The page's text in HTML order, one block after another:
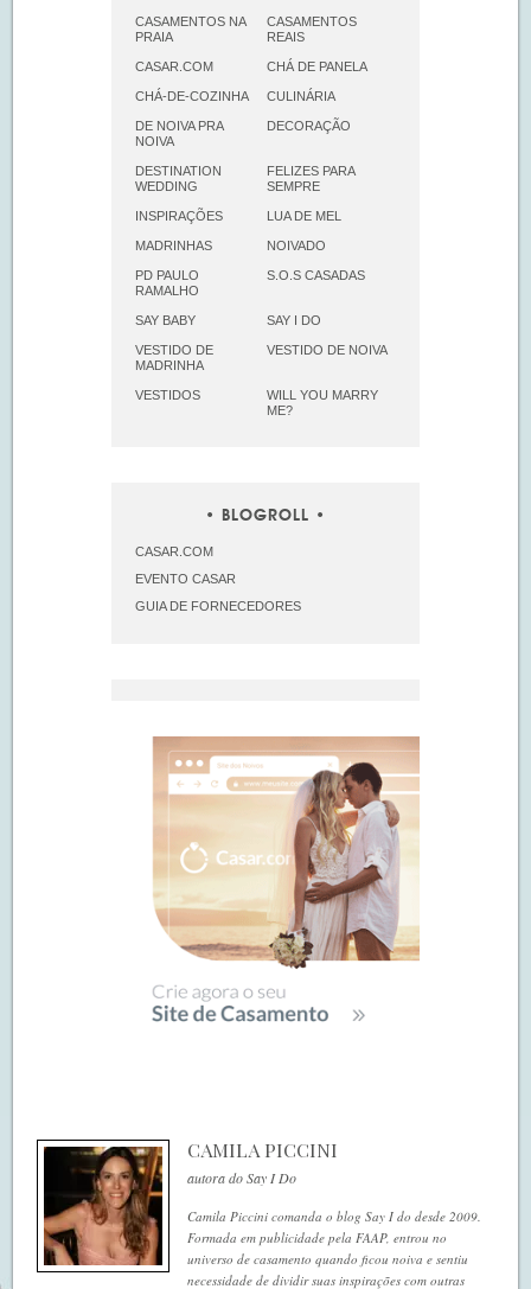
CASAMENTOS NA
PRAIA
CASAMENTOS
REAIS
CASAR.COM CHÁ DE PANELA
CHÁ-DE-COZINHA CULINÁRIA
DE NOIVA PRA
NOIVA
DECORAÇÃO
DESTINATION
WEDDING
FELIZES PARA
SEMPRE
INSPIRAÇÕES LUA DE MEL
MADRINHAS NOIVADO
PD PAULO
RAMALHO
S.O.S CASADAS
SAY BABY SAY I DO
VESTIDO DE
MADRINHA
VESTIDO DE NOIVA
VESTIDOS
WILL YOU MARRY
ME?
BLOGROLL
CASAR.COM
EVENTO CASAR
GUIA DE FORNECEDORES
CAMILA PICCINI
autora do Say I Do
Camila Piccini comanda o blog Say I do desde 2009.
Formada em publicidade pela FAAP, entrou no
universo de casamento quando ficou noiva e sentiu
necessidade de dividir suas inspirações com outras